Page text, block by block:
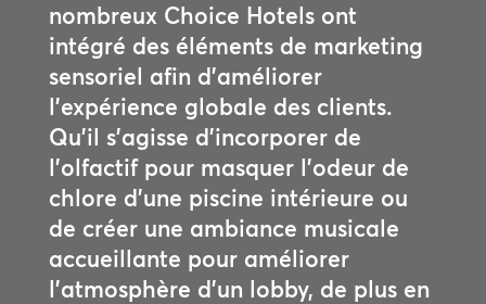
nombreux Choice Hotels ont
intégré des éléments de marketing
sensoriel afin d’améliorer
l’expérience globale des clients.
Qu’il s’agisse d’incorporer de
l’olfactif pour masquer l’odeur de
chlore d’une piscine intérieure ou
de créer une ambiance musicale
accueillante pour améliorer
l’atmosphère d’un lobby, de plus en